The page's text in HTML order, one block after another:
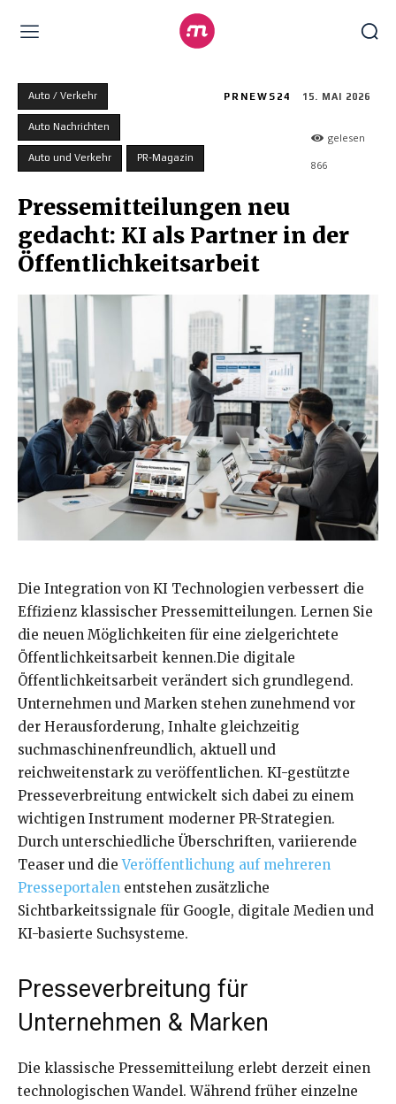
Auto / Verkehr
Auto Nachrichten
Auto und Verkehr PR-Magazin
PRNEWS24 15. MAI 2026
gelesen
866
Pressemitteilungen neu
gedacht: KI als Partner in der
Öffentlichkeitsarbeit
Die Integration von KI Technologien verbessert die
Effizienz klassischer Pressemitteilungen. Lernen Sie
die neuen Möglichkeiten für eine zielgerichtete
Öffentlichkeitsarbeit kennen.Die digitale
Öffentlichkeitsarbeit verändert sich grundlegend.
Unternehmen und Marken stehen zunehmend vor
der Herausforderung, Inhalte gleichzeitig
suchmaschinenfreundlich, aktuell und
reichweitenstark zu veröffentlichen. KI-gestützte
Presseverbreitung entwickelt sich dabei zu einem
wichtigen Instrument moderner PR-Strategien.
Durch unterschiedliche Überschriften, variierende
Teaser und dieVeröffentlichung auf mehreren
Presseportalen entstehen zusätzliche
Sichtbarkeitssignale für Google, digitale Medien und
KI-basierte Suchsysteme.
Presseverbreitung für
Unternehmen & Marken
Die klassische Pressemitteilung erlebt derzeit einen
technologischen Wandel. Während früher einzelne